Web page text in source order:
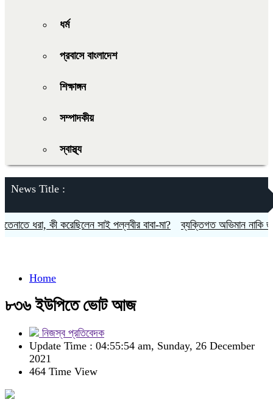
ধর্ম
প্রবাসে বাংলাদেশ
শিক্ষাঙ্গন
সম্পাদকীয়
স্বাস্থ্য
News Title :
ধরা, কী করেছিলেন সাই পল্লবীর বাবা-মা? ব্যক্তিগত অভিমান নাকি
Home
৮৩৬ ইউপিতে ভোট আজ
নিজস্ব প্রতিবেদক
Update Time : 04:55:54 am, Sunday, 26 December
2021
464 Time View